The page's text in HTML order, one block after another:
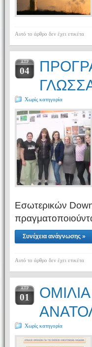
Αυτό το άρθρο δεν έχει ετικέτα
ΑΠΡ
04
Χωρίς κατηγορία
Εσωτερικών
Συνέχεια ανάγνωσης »
Αυτό το άρθρο δεν έχει ετικέτα
ΑΠΡ
01
Χωρίς κατηγορία